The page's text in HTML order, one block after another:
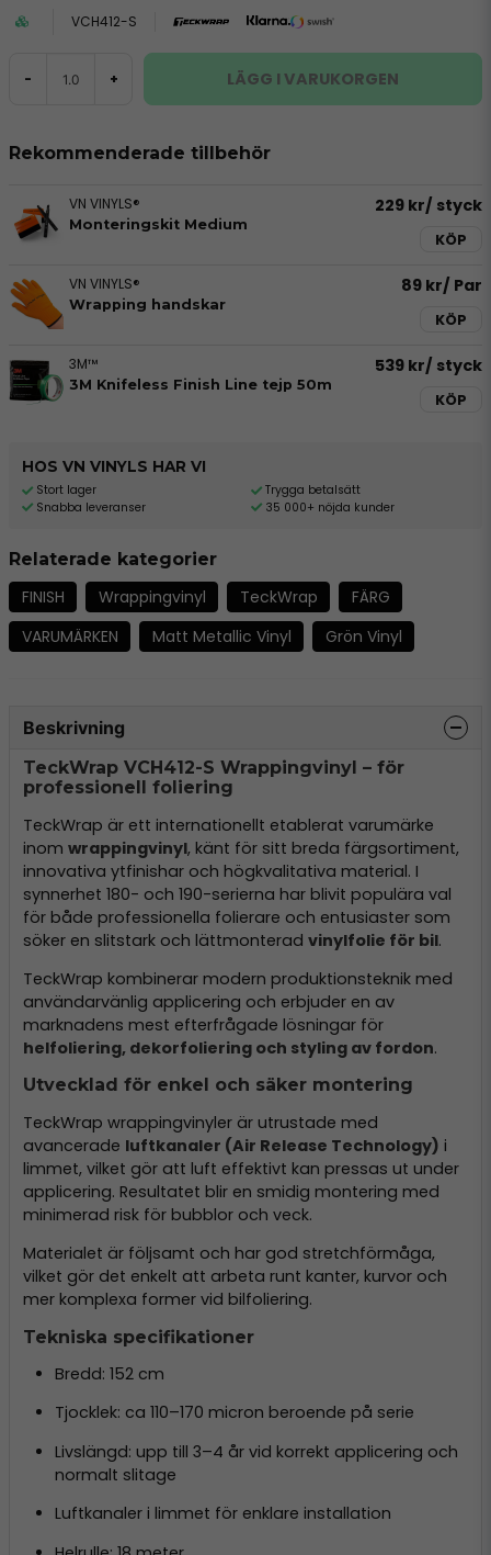
VCH412-S
- + LÄGG I VARUKORGEN
Rekommenderade tillbehör
VN VINYLS®
Monteringskit Medium
229 kr/ styck
KÖP
VN VINYLS®
Wrapping handskar
89 kr/ Par
KÖP
3M™
3M Knifeless Finish Line tejp 50m
539 kr/ styck
KÖP
HOS VN VINYLS HAR VI
Stort lager
Snabba leveranser
Trygga betalsätt
35 000+ nöjda kunder
Relaterade kategorier
FINISH Wrappingvinyl TeckWrap
FÄRG
VARUMÄRKEN
Matt Metallic Vinyl Grön Vinyl
Beskrivning
TeckWrap VCH412-S Wrappingvinyl – för
professionell foliering
TeckWrap är ett internationellt etablerat varumärke
inom wrappingvinyl, känt för sitt breda färgsortiment,
innovativa ytfinishar och högkvalitativa material. I
synnerhet 180- och 190-serierna har blivit populära val
för både professionella folierare och entusiaster som
söker en slitstark och lättmonterad vinylfolie för bil.
TeckWrap kombinerar modern produktionsteknik med
användarvänlig applicering och erbjuder en av
marknadens mest efterfrågade lösningar för
helfoliering, dekorfoliering och styling av fordon.
Utvecklad för enkel och säker montering
TeckWrap wrappingvinyler är utrustade med
avancerade luftkanaler (Air Release Technology) i
limmet, vilket gör att luft effektivt kan pressas ut under
applicering. Resultatet blir en smidig montering med
minimerad risk för bubblor och veck.
Materialet är följsamt och har god stretchförmåga,
vilket gör det enkelt att arbeta runt kanter, kurvor och
mer komplexa former vid bilfoliering.
Tekniska specifikationer
Bredd: 152 cm
Tjocklek: ca 110–170 micron beroende på serie
Livslängd: upp till 3–4 år vid korrekt applicering och
normalt slitage
Luftkanaler i limmet för enklare installation